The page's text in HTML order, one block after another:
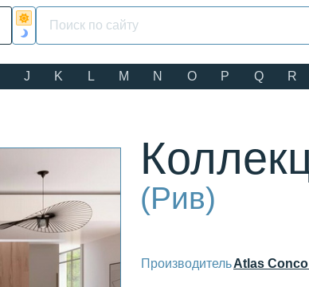
J K L M N O P Q R
(Рив)
ПроизводительAtlas